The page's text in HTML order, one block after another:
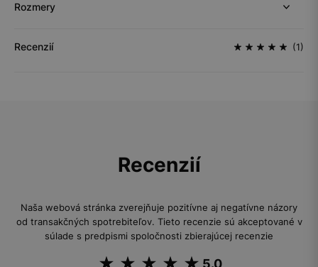
Rozmery
Recenzií (1)
Recenzií
Naša webová stránka zverejňuje pozitívne aj negatívne názory
od transakčných spotrebiteľov. Tieto recenzie sú akceptované v
súlade s predpismi spoločnosti zbierajúcej recenzie
5.0